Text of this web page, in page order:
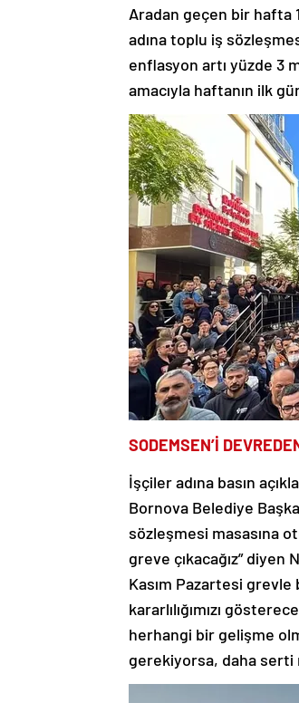
Aradan geçen bir hafta
adına toplu iş
enflasyon artı yüzde 3
amacıyla haftanın ilk
SODEMSEN’İ
İşçiler adına basın
Bornova Belediye
sözleşmesi masasına
greve çıkacağız” diyen
Kasım Pazartesi
kararlılığımızı
herhangi bir gelişme
gerekiyorsa, daha serti